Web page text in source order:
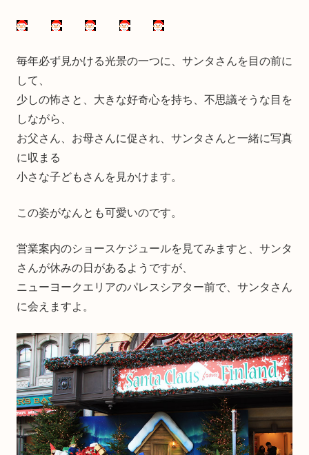
毎年必ず見かける光景の一つに、サンタさんを目の前に
して、
少しの怖さと、大きな好奇心を持ち、不思議そうな目を
しながら、
お父さん、お母さんに促され、サンタさんと一緒に写真
に収まる
小さな子どもさんを見かけます。
この姿がなんとも可愛いのです。
営業案内のショースケジュールを見てみますと、サンタ
さんが休みの日があるようですが、
ニューヨークエリアのパレスシアター前で、サンタさん
に会えますよ。